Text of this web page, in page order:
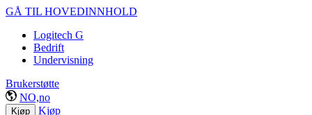
GÅ TIL HOVEDINNHOLD
Logitech G
Bedrift
Undervisning
Brukerstøtte
NO,no
Kjøp Kjøp